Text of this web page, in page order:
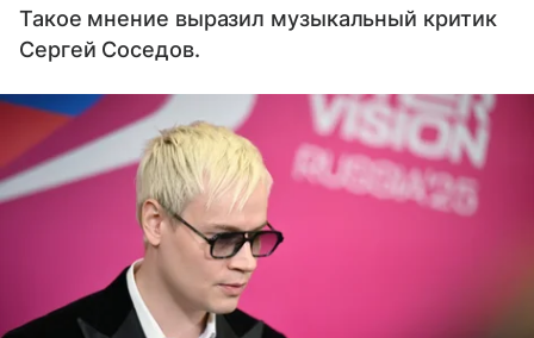
Такое мнение выразил музыкальный критик
Сергей Соседов.